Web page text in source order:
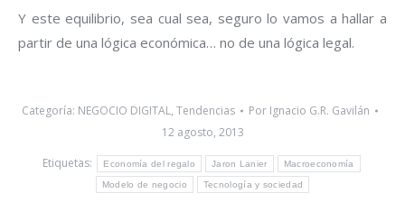
Y este equilibrio, sea cual sea, seguro lo vamos a hallar a
partir de una lógica económica… no de una lógica legal.
Categoría: NEGOCIO DIGITAL, Tendencias Por Ignacio G.R. Gavilán
12 agosto, 2013
Etiquetas:
Economía del regalo Jaron Lanier Macroeconomía
Modelo de negocio Tecnología y sociedad